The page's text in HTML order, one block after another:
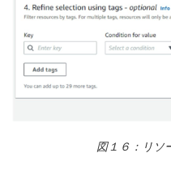
図１６： リソ